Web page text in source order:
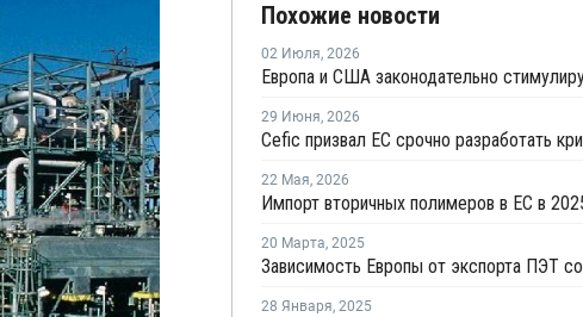
Похожие новости
02 Июля, 2026
29 Июня, 2026
22 Мая, 2026
20 Марта, 2025
28 Января, 2025